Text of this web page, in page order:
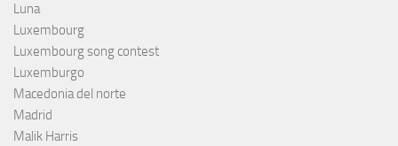
Luna
Luxembourg
Luxembourg song contest
Luxemburgo
Macedonia del norte
Madrid
Malik Harris